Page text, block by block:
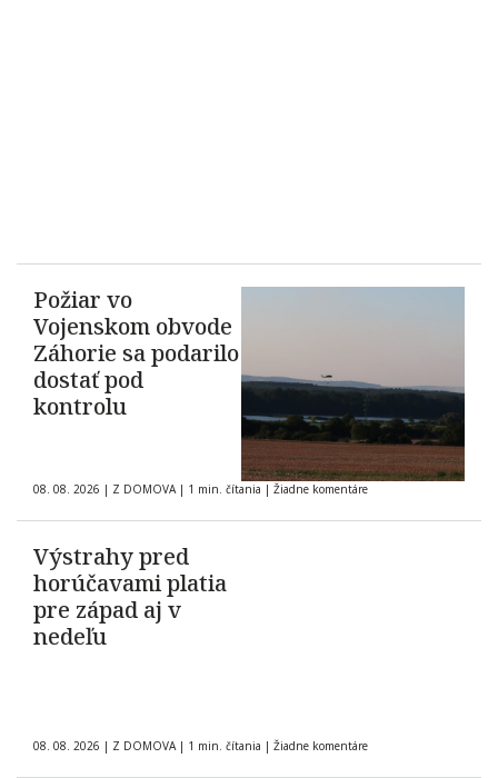
Požiar vo
Vojenskom obvode
Záhorie sa podarilo
dostať pod
kontrolu
08. 08. 2026 | Z DOMOVA | 1 min. čítania | Žiadne komentáre
Výstrahy pred
horúčavami platia
pre západ aj v
nedeľu
08. 08. 2026 | Z DOMOVA | 1 min. čítania | Žiadne komentáre